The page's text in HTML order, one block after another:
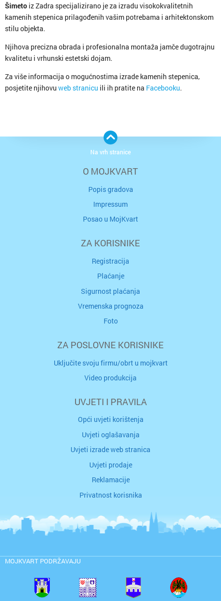
Šimeto iz Zadra specijalizirano je za izradu visokokvalitetnih
kamenih stepenica prilagođenih vašim potrebama i arhitektonskom
stilu objekta.
Njihova precizna obrada i profesionalna montaža jamče dugotrajnu
kvalitetu i vrhunski estetski dojam.
Za više informacija o mogućnostima izrade kamenih stepenica,
posjetite njihovu web stranicu ili ih pratite na Facebooku.
O MOJKVART
Popis gradova
Impressum
Posao u MojKvart
ZA KORISNIKE
Registracija
Plaćanje
Sigurnost plaćanja
Vremenska prognoza
Foto
ZA POSLOVNE KORISNIKE
Uključite svoju firmu/obrt u mojkvart
Video produkcija
UVJETI I PRAVILA
Opći uvjeti korištenja
Uvjeti oglašavanja
Uvjeti izrade web stranica
Uvjeti prodaje
Reklamacije
Privatnost korisnika
MOJKVART PODRŽAVAJU
Na vrh stranice